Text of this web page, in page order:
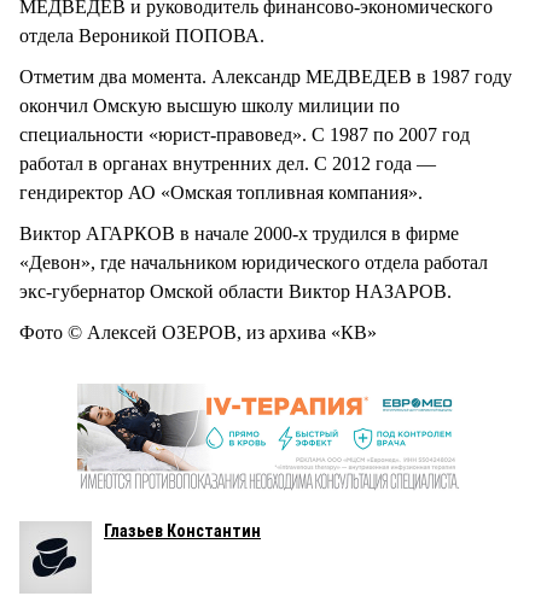
МЕДВЕДЕВ и руководитель финансово-экономического
отдела Вероникой ПОПОВА.
Отметим два момента. Александр МЕДВЕДЕВ в 1987 году
окончил Омскую высшую школу милиции по
специальности «юрист-правовед». С 1987 по 2007 год
работал в органах внутренних дел. С 2012 года —
гендиректор АО «Омская топливная компания».
Виктор АГАРКОВ в начале 2000-х трудился в фирме
«Девон», где начальником юридического отдела работал
экс-губернатор Омской области Виктор НАЗАРОВ.
Фото © Алексей ОЗЕРОВ, из архива «КВ»
Глазьев Константин